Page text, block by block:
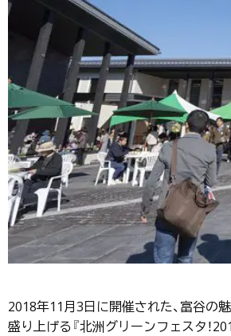
2018年11月3日に開催された、富谷の
盛り上げる『北洲グリーンフェスタ！